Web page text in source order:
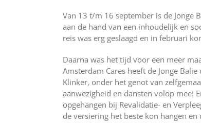
Van 13 t/m 16 september is de Jonge
aan de hand van een inhoudelijk en
reis was erg geslaagd en in februari
Daarna was het tijd voor een meer
Amsterdam Cares heeft de Jonge
Klinker, onder het genot van
aanwezigheid en dansten volop mee!
opgehangen bij Revalidatie- en
de versiering het beste kon hangen